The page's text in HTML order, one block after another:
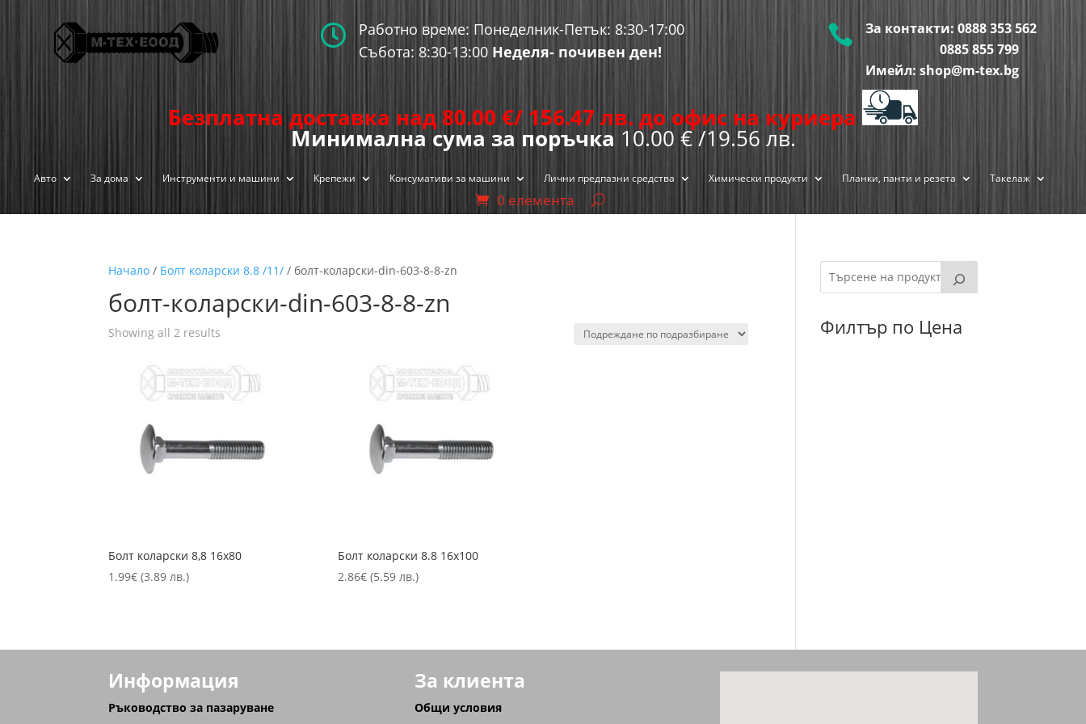

Работно време: Понеделник-Петък: 8:30-17:00
Събота: 8:30-13:00 Неделя- почивен ден!
 За контакти:0888 353 562
0885 855799
Имейл: shop@m-tex.bg
Безплатна доставка над 80.00 €/ 156.47 лв. до офис на куриера
Минимална сума за поръчка 10.00 € /19.56 лв.
Авто За дома Инструменти и машини Крепежи Консумативи за машини Лични предпазни средства Химически продукти Планки, панти и резета Такелаж
0 елемента
Начало / Болт коларски 8.8 /11/ / болт-коларски-din-603-8-8-zn
болт-коларски-din-603-8-8-zn
Showing all 2 results
Болт коларски 8,8 16х80
1.99€ (3.89 лв.)
Болт коларски 8.8 16х100
2.86€ (5.59 лв.)
Филтър по Цена
Информация
Ръководство за пазаруване
За клиента
Общи условия